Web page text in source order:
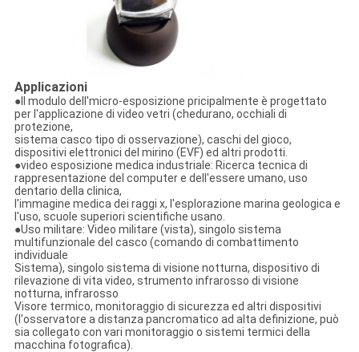
Applicazioni
●Il modulo dell'micro-esposizione pricipalmente è progettato
per l'applicazione di video vetri (chedurano, occhiali di
protezione,
sistema casco tipo di osservazione), caschi del gioco,
dispositivi elettronici del mirino (EVF) ed altri prodotti.
●video esposizione medica industriale: Ricerca tecnica di
rappresentazione del computer e dell'essere umano, uso
dentario della clinica,
l'immagine medica dei raggi x, l'esplorazione marina geologica e
l'uso, scuole superiori scientifiche usano.
●Uso militare: Video militare (vista), singolo sistema
multifunzionale del casco (comando di combattimento
individuale
Sistema), singolo sistema di visione notturna, dispositivo di
rilevazione di vita video, strumento infrarosso di visione
notturna, infrarosso
Visore termico, monitoraggio di sicurezza ed altri dispositivi
(l'osservatore a distanza pancromatico ad alta definizione, può
sia collegato con vari monitoraggio o sistemi termici della
macchina fotografica).